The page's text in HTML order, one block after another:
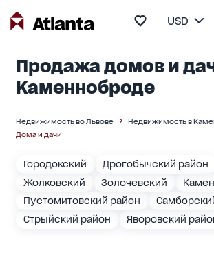
USD
Продажа домов и
Каменноброде
Недвижимость во Львове
Недвижимость в
Дома и дачи
Городокский
Дрогобычский район
Жолковский
Золочевский
Пустомитовский район
Стрыйский район
Яворовский